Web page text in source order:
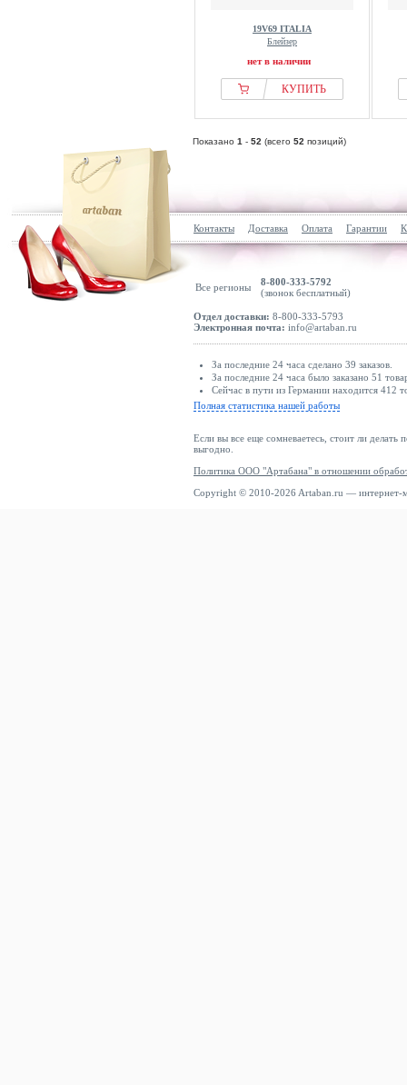
19V69 ITALIA
Блейзер
нет в наличии
КУПИТЬ
Показано 1 - 52 (всего 52 позиций)
Контакты Доставка Оплата Гарантии
Все регионы
8-800-333-5792
(звонок бесплатный)
Отдел доставки: 8-800-333-5793
Электронная почта: info@artaban.ru
За последние 24 часа сделано 39 заказов.
За последние 24 часа было заказано 51
Сейчас в пути из Германии находится 412
Полная статистика нашей работы
Если вы все еще сомневаетесь, стоит ли делать
выгодно.
Политика ООО "Артабана" в отношении
Copyright © 2010-2026 Artaban.ru — интернет-